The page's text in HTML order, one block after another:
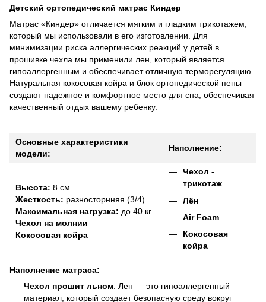
Детский ортопедический матрас Киндер
Матрас «Киндер» отличается мягким и гладким трикотажем,
который мы использовали в его изготовлении. Для
минимизации риска аллергических реакций у детей в
прошивке чехла мы применили лен, который является
гипоаллергенным и обеспечивает отличную терморегуляцию.
Натуральная кокосовая койра и блок ортопедической пены
создают надежное и комфортное место для сна, обеспечивая
качественный отдых вашему ребенку.
Основные характеристики
модели:
Наполнение:
Высота: 8 см
Жесткость: разносторнняя (3/4)
Максимальная нагрузка: до 40 кг
Чехол на молнии
Кокосовая койра
Чехол -
трикотаж
Лён
Air Foam
Кокосовая
койра
Наполнение матраса:
Чехол прошит льном: Лен — это гипоаллергенный
материал, который создает безопасную среду вокруг